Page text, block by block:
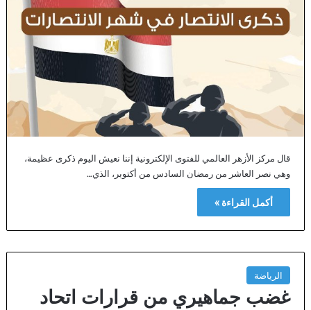
قال مركز الأزهر العالمي للفتوى الإلكترونية إننا نعيش اليوم ذكرى عظيمة،
وهي نصر العاشر من رمضان السادس من أكتوبر، الذي…
أكمل القراءة »
الرياضة
غضب جماهيري من قرارات اتحاد